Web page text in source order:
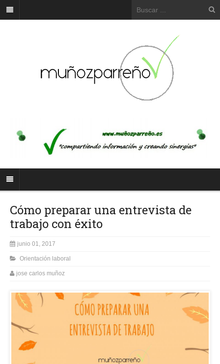
Cómo preparar una entrevista de
trabajo con éxito
junio 01, 2017
Orientación laboral
jose carlos muñoz